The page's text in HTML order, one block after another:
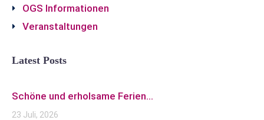
OGS Informationen
Veranstaltungen
Latest Posts
Schöne und erholsame Ferien...
23 Juli, 2026